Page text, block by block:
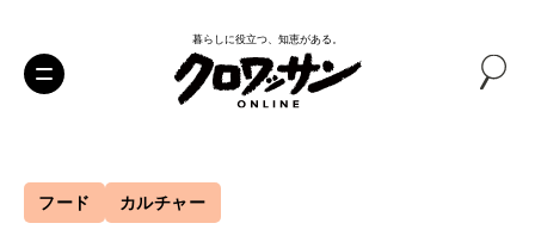
暮らしに役立つ、知恵がある。
フード カルチャー